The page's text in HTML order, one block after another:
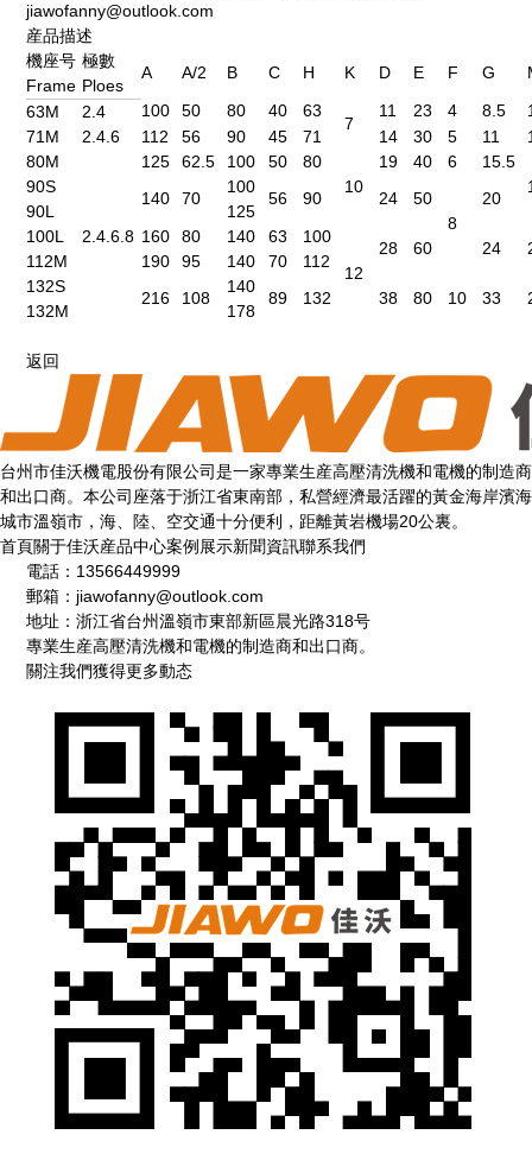
jiawofanny@outlook.com
産品描述
機座号
Frame
極數
Ploes
A A/2 B C H K D E F G
63M 2.4 100 50 80 40 63
7
11 23 4 8.5
71M
2.4.6 112 56 90 45 71 14 30 5 11
80M
2.4.6.8
125 62.5 100 50
80
10
19 40 6
15.5
90S
140 70
100
56 90 24
50
8
20
90L
125
100L
160 80 140 63
100
12
28 60 24
112M 190 95 140 70
112
132S
216 108
140
89 132 38 80 10 33
132M 178
返回
台州市佳沃機電股份有限公司是一家專業生産高壓清洗機和電機的制造商
和出口商。本公司座落于浙江省東南部，私營經濟最活躍的黃金海岸濱海
城市溫嶺市，海、陸、空交通十分便利，距離黃岩機場20公裏。
首頁關于佳沃産品中心案例展示新聞資訊聯系我們
電話：13566449999
郵箱： jiawofanny@outlook.com
地址：浙江省台州溫嶺市東部新區晨光路318号
專業生産高壓清洗機和電機的制造商和出口商。
關注我們獲得更多動态